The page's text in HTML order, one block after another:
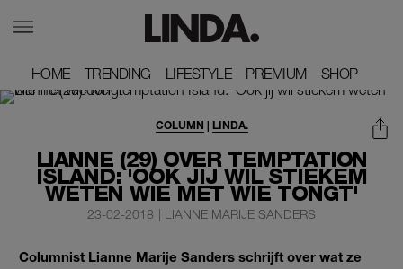
HOME
HOME TRENDING
TRENDING LIFESTYLE
LIFESTYLE PREMIUM
PREMIUM SHOP
SHOP
LIANNE (29) OVER TEMPTATION
ISLAND: 'OOK JIJ WIL STIEKEM
WETEN WIE MET WIE TONGT'
COLUMN | LINDA.
23-02-2018 | LIANNE MARIJE SANDERS
Columnist Lianne Marije Sanders schrijft over wat ze